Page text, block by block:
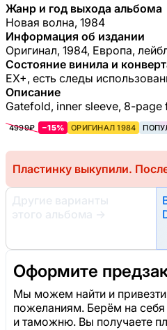
Жанр и год выхода альбома
Новая волна, 1984
Информация об издании
Оригинал, 1984, Европа,
Состояние винила и
EX+, есть следы
Описание
Gatefold, inner sleeve, 8-
4999₽ −15% ОРИГИНАЛ 1984
Пластинку выкупили.
Другие варианты
этого альбома
→
Оформите
Мы можем найти и
пожеланиям. Берём на
и таможню. Вы получаете